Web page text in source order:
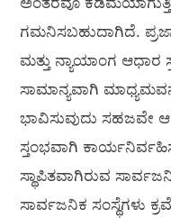
ಗಮನಿಸಬಹುದಾಗಿದೆ.
ಮತ್ತು ನ್ಯಾಯಾಂಗ ಆಧಾರ
ಸಾಮಾನ್ಯವಾಗಿ
ಭಾವಿಸುವುದು ಸಹಜವೇ
ಸ್ತಂಭವಾಗಿ
ಸ್ಥಾಪಿತವಾಗಿರುವ
ಸಾರ್ವಜನಿಕ ಸಂಸ್ಥೆಗಳು